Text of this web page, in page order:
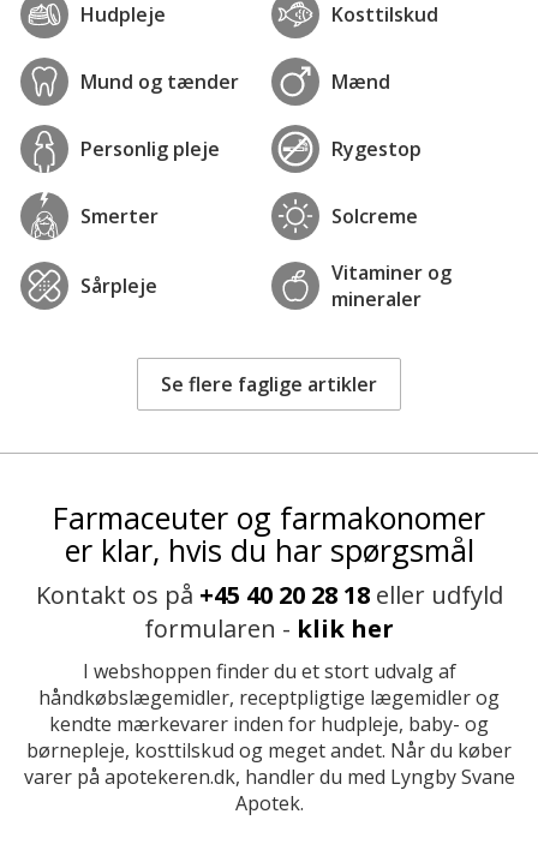
Hudpleje Kosttilskud
Mund og tænder Mænd
Personlig pleje Rygestop
Smerter Solcreme
Sårpleje
Vitaminer og
mineraler
Se flere faglige artikler
Farmaceuter og farmakonomer
er klar, hvis du har spørgsmål
Kontakt os på +45 40 20 28 18eller udfyld
formularen - klik her
I webshoppen finder du et stort udvalg af
håndkøbslægemidler, receptpligtige lægemidler og
kendte mærkevarer inden for hudpleje, baby- og
børnepleje, kosttilskud og meget andet. Når du køber
varer på apotekeren.dk, handler du med Lyngby Svane
Apotek.